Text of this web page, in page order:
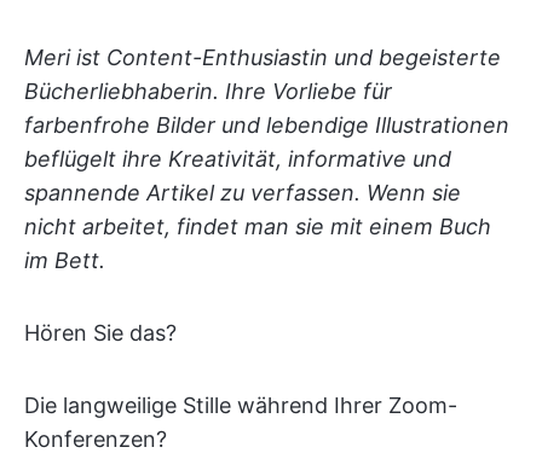
Meri ist Content-Enthusiastin und begeisterte
Bücherliebhaberin. Ihre Vorliebe für
farbenfrohe Bilder und lebendige Illustrationen
beflügelt ihre Kreativität, informative und
spannende Artikel zu verfassen. Wenn sie
nicht arbeitet, findet man sie mit einem Buch
im Bett.
Hören Sie das?
Die langweilige Stille während Ihrer Zoom-
Konferenzen?